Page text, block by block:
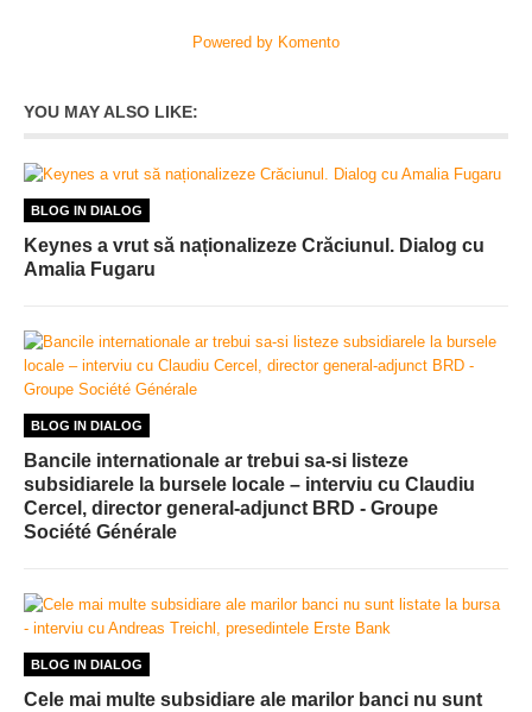
Powered by Komento
YOU MAY ALSO LIKE:
BLOG IN DIALOG
Keynes a vrut să naționalizeze Crăciunul. Dialog cu
Amalia Fugaru
BLOG IN DIALOG
Bancile internationale ar trebui sa-si listeze
subsidiarele la bursele locale – interviu cu Claudiu
Cercel, director general-adjunct BRD - Groupe
Société Générale
BLOG IN DIALOG
Cele mai multe subsidiare ale marilor banci nu sunt